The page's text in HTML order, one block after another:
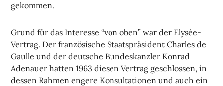
gekommen.
Grund für das Interesse “von oben” war der Elysée-
Vertrag. Der französische Staatspräsident Charles de
Gaulle und der deutsche Bundeskanzler Konrad
Adenauer hatten 1963 diesen Vertrag geschlossen, in
dessen Rahmen engere Konsultationen und auch ein